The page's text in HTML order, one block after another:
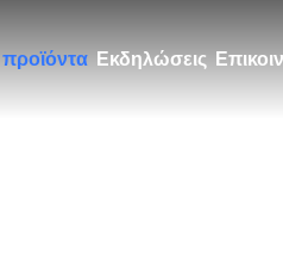
προϊόντα Εκδηλώσεις